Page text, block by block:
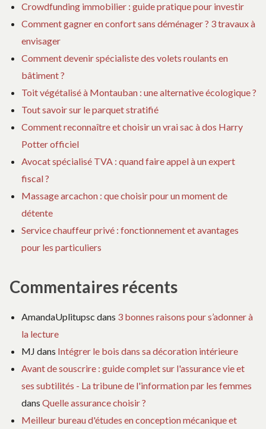
Crowdfunding immobilier : guide pratique pour investir
Comment gagner en confort sans déménager ? 3 travaux à
envisager
Comment devenir spécialiste des volets roulants en
bâtiment ?
Toit végétalisé à Montauban : une alternative écologique ?
Tout savoir sur le parquet stratifié
Comment reconnaître et choisir un vrai sac à dos Harry
Potter officiel
Avocat spécialisé TVA : quand faire appel à un expert
fiscal ?
Massage arcachon : que choisir pour un moment de
détente
Service chauffeur privé : fonctionnement et avantages
pour les particuliers
Commentaires récents
AmandaUplitupsc dans 3 bonnes raisons pour s’adonner à
la lecture
MJ dans Intégrer le bois dans sa décoration intérieure
Avant de souscrire : guide complet sur l'assurance vie et
ses subtilités - La tribune de l'information par les femmes
dans Quelle assurance choisir ?
Meilleur bureau d'études en conception mécanique et